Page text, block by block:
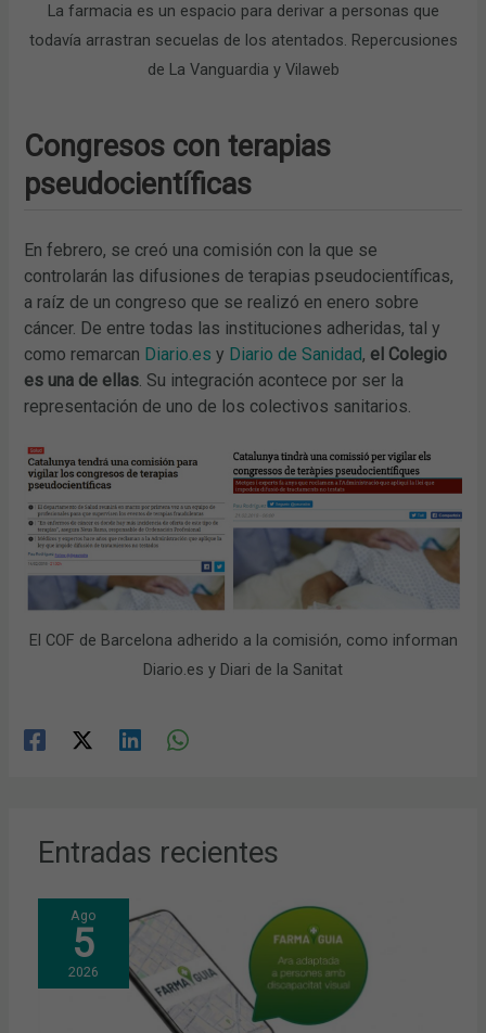
La farmacia es un espacio para derivar a personas que
todavía arrastran secuelas de los atentados. Repercusiones
de La Vanguardia y Vilaweb
Congresos con terapias
pseudocientíficas
En febrero, se creó una comisión con la que se
controlarán las difusiones de terapias pseudocientíficas,
a raíz de un congreso que se realizó en enero sobre
cáncer. De entre todas las instituciones adheridas, tal y
como remarcan Diario.es y Diario de Sanidad, el Colegio
es una de ellas . Su integración acontece por ser la
representación de uno de los colectivos sanitarios.
El COF de Barcelona adherido a la comisión, como informan
Diario.es y Diari de la Sanitat
Entradas recientes
Ago
5
2026